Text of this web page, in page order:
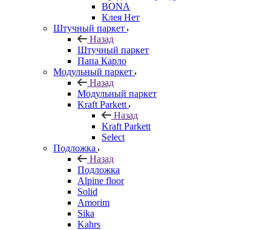
BONA
Клея Нет
Штучный паркет
Назад
Штучный паркет
Папа Карло
Модульный паркет
Назад
Модульный паркет
Kraft Parkett
Назад
Kraft Parkett
Select
Подложка
Назад
Подложка
Alpine floor
Solid
Amorim
Sika
Kahrs